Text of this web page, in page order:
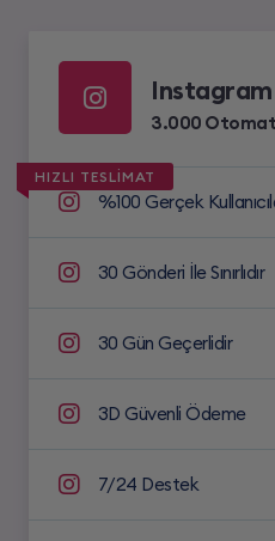
Instagram
3.000
HIZLI TESLİMAT
%100 Gerçek
30 Gönderi İle Sınırlıdır
30 Gün Geçerlidir
3D Güvenli Ödeme
7/24 Destek